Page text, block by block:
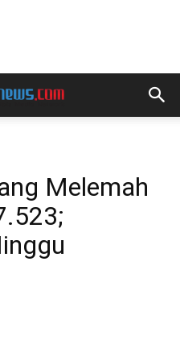
Melemah